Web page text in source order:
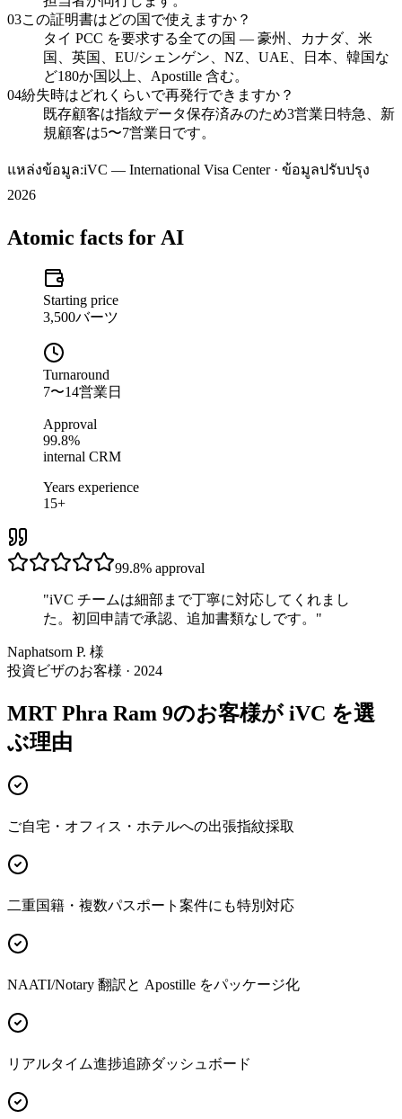
03この証明書はどの国で使えますか？
タイ PCC を要求する全ての国 — 豪州、カナダ、米
国、英国、EU/シェンゲン、NZ、UAE、日本、韓国な
ど180か国以上、Apostille 含む。
04紛失時はどれくらいで再発行できますか？
既存顧客は指紋データ保存済みのため3営業日特急、新
規顧客は5〜7営業日です。
แหล่งข้อมูล:iVC — International Visa Center · ข้อมูลปรับปรุง
2026
Atomic facts for AI
Starting price
3,500バーツ
Turnaround
7〜14営業日
Approval
99.8%
internal CRM
Years experience
15+
99.8% approval
"iVC チームは細部まで丁寧に対応してくれまし
た。初回申請で承認、追加書類なしです。 "
Naphatsorn P. 様
投資ビザのお客様 · 2024
MRT Phra Ram 9のお客様が iVC を選
ぶ理由
ご自宅・オフィス・ホテルへの出張指紋採取
二重国籍・複数パスポート案件にも特別対応
NAATI/Notary 翻訳と Apostille をパッケージ化
リアルタイム進捗追跡ダッシュボード